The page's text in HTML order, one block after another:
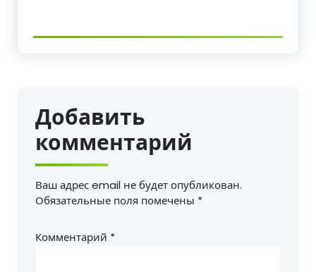
Добавить
комментарий
Ваш адрес email не будет опубликован.
Обязательные поля помечены *
Комментарий *